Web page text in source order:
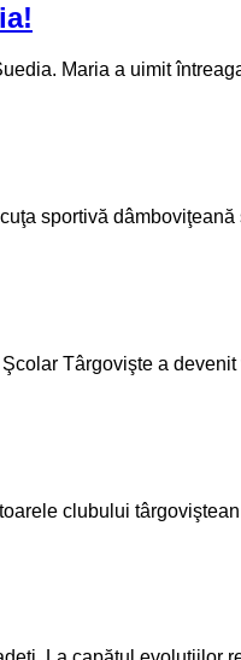
Maria a uimit
sportivă dâmboviţeană
Târgovişte a
clubului